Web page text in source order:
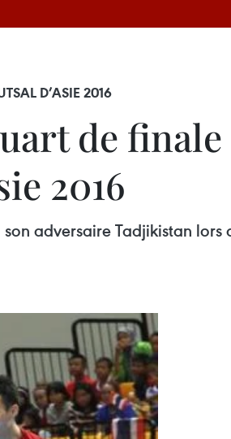
D’ASIE 2016
de
2016
adversaire Tadjikistan